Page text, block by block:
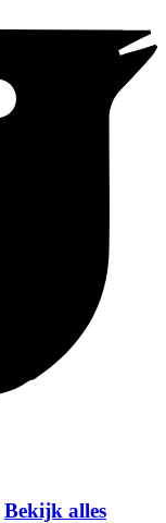
Bekijk alles